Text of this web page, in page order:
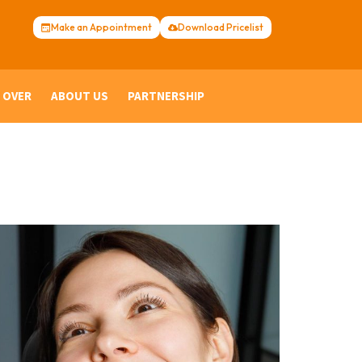
Download Pricelist
Make an Appointment
ABOUT US PARTNERSHIP